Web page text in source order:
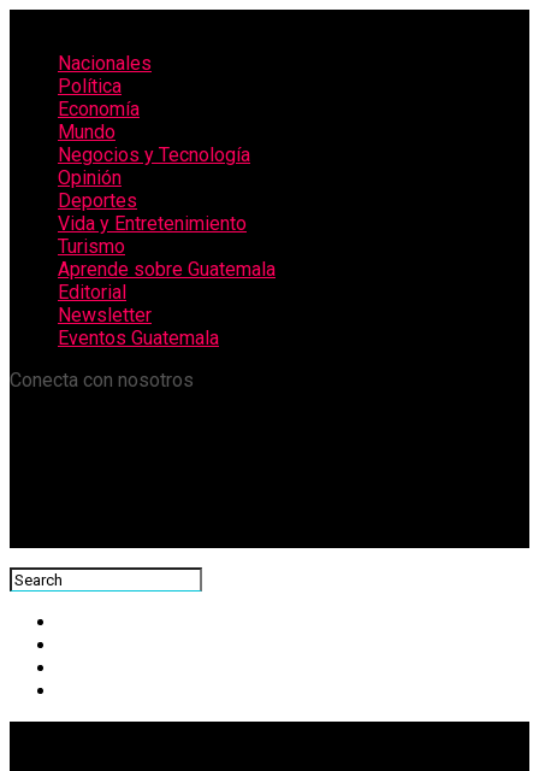
Nacionales
Política
Economía
Mundo
Negocios y Tecnología
Opinión
Deportes
Vida y Entretenimiento
Turismo
Aprende sobre Guatemala
Editorial
Newsletter
Eventos Guatemala
Conecta con nosotros